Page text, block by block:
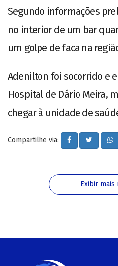
Segundo informações
no interior de um bar
um golpe de faca na
Adenilton foi socorrido e
Hospital de Dário Meira,
chegar à unidade de
Compartilhe via:
Exibir mais